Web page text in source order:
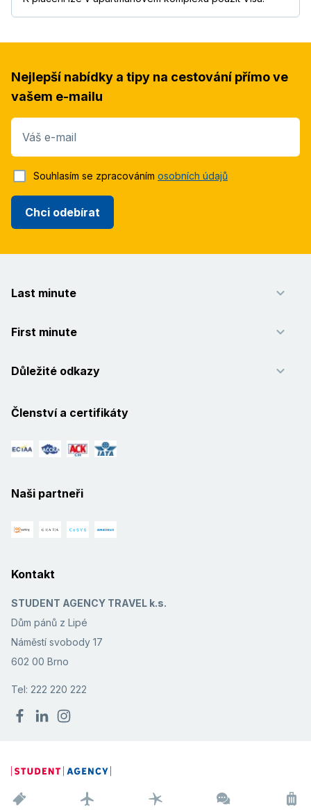
Nejlepší nabídky a tipy na cestování přímo ve
vašem e-mailu
Váš e-mail
Chci odebírat
Souhlasím se zpracováním osobních údajů
Last minute
First minute
Důležité odkazy
Členství a certifikáty
Naši partneři
Kontakt
STUDENT AGENCY TRAVEL k.s.
Dům pánů z Lipé
Náměstí svobody 17
602 00 Brno
Tel: 222 220 222